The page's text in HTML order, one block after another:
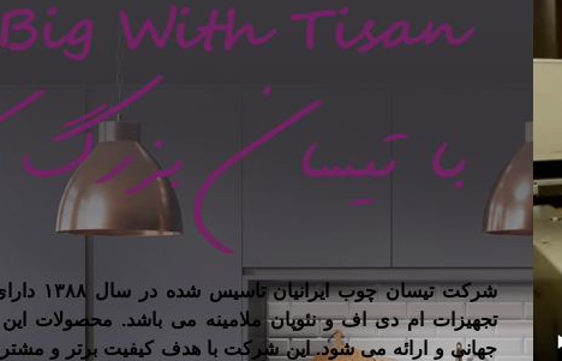
شرکت
تجهیزات ام دی اف و نئوپان ملامینه می باشد. محصولات
جهانی و ارائه می شود. این شرکت با هدف کیفیت برتر و